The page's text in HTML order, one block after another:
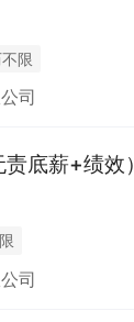
限
司
底薪+绩效）
司